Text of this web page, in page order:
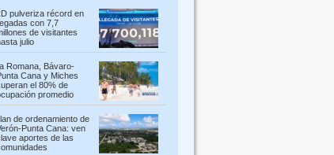
pulveriza récord en
con 7,7
de visitantes
julio
Romana, Bávaro-
Cana y Miches
el 80% de
promedio
de ordenamiento de
Punta Cana: ven
aportes de las